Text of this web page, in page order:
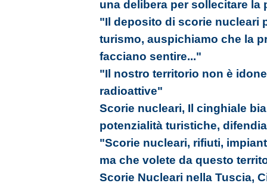
una delibera per sollecitare
"Il deposito di scorie nucleari
turismo, auspichiamo che la
facciano sentire..."
"Il nostro territorio non è
radioattive"
Scorie nucleari, Il cinghiale
potenzialità turistiche,
"Scorie nucleari, rifiuti,
ma che volete da questo
Scorie Nucleari nella Tuscia,